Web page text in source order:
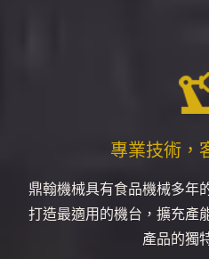
專業技術，
鼎翰機械具有食品機械多年
打造最適用的機台，擴充產
產品的獨